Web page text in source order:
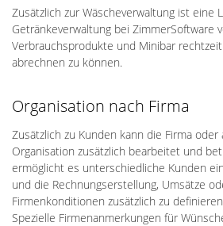
Zusätzlich zur Wäscheverwaltung ist eine
Getränkeverwaltung bei ZimmerSoftware
Verbrauchsprodukte und Minibar
abrechnen zu können.
Organisation nach Firma
Zusätzlich zu Kunden kann die Firma oder
Organisation zusätzlich bearbeitet und
ermöglicht es unterschiedliche Kunden
und die Rechnungserstellung, Umsätze
Firmenkonditionen zusätzlich zu
Spezielle Firmenanmerkungen für